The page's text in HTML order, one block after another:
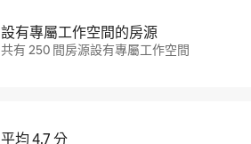
設有專屬工作空間的房源
共有 250 間房源設有專屬工作空間
平均 4.7 分